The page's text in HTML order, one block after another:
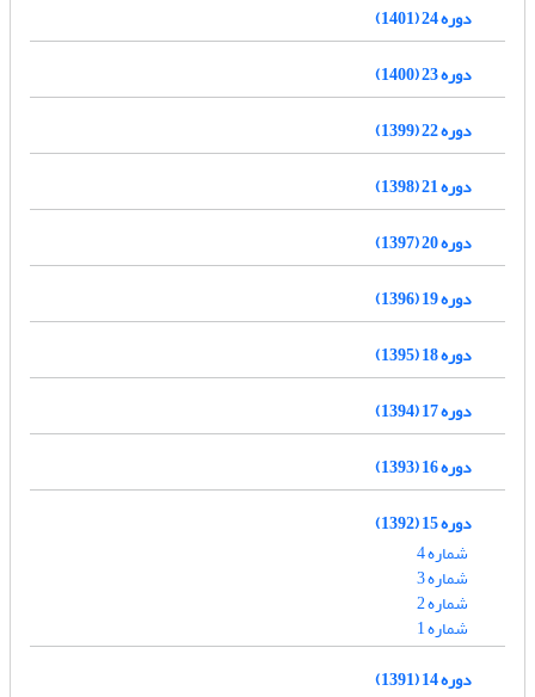
دوره 24 (1401)
دوره 23 (1400)
دوره 22 (1399)
دوره 21 (1398)
دوره 20 (1397)
دوره 19 (1396)
دوره 18 (1395)
دوره 17 (1394)
دوره 16 (1393)
دوره 15 (1392)
شماره 4
شماره 3
شماره 2
شماره 1
دوره 14 (1391)